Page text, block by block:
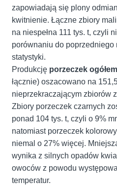
zapowiadają się plony
kwitnienie. Łączne zbiory
na niespełna 111 tys. t, czyli
porównaniu do poprzedniego
statystyki.
Produkcję porzeczek ogółem
łącznie) oszacowano na
nieprzekraczającym zbiorów
Zbiory porzeczek czarnych
ponad 104 tys. t, czyli o 9%
natomiast porzeczek
niemal o 27% więcej.
wynika z silnych opadów
owoców z powodu
temperatur.